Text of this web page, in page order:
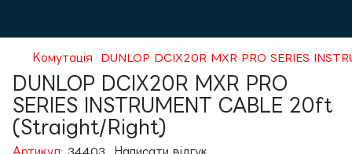
Комутація DUNLOP DCIX20R MXR PRO SERIES
DUNLOP DCIX20R MXR PRO
SERIES INSTRUMENT CABLE 20ft
(Straight/Right)
Артикул: 34403 Написати відгук